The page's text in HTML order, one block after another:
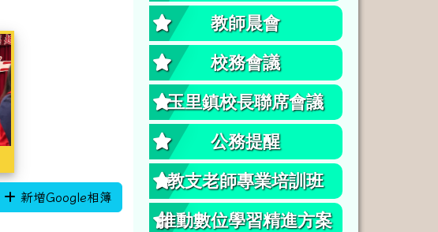
新增Google相簿
教師晨會
校務會議
玉里鎮校長聯席會議
公務提醒
教支老師專業培訓班
推動數位學習精進方案